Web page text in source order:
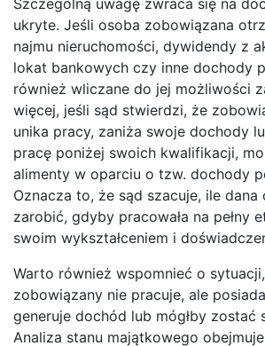
ukryte. Jeśli osoba zobowiązana
najmu nieruchomości, dywidendy z
lokat bankowych czy inne dochody
również wliczane do jej możliwości
więcej, jeśli sąd stwierdzi, że
unika pracy, zaniża swoje dochody
pracę poniżej swoich kwalifikacji,
alimenty w oparciu o tzw. dochody
Oznacza to, że sąd szacuje, ile dana
zarobić, gdyby pracowała na pełny
swoim wykształceniem i
Warto również wspomnieć o
zobowiązany nie pracuje, ale
generuje dochód lub mógłby zostać
Analiza stanu majątkowego